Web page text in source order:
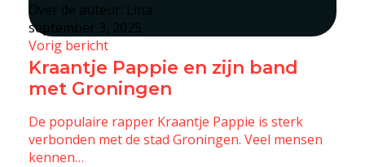
Over de auteur: Lina
september 3, 2025
Vorig bericht
Kraantje Pappie en zijn band
met Groningen
De populaire rapper Kraantje Pappie is sterk
verbonden met de stad Groningen. Veel mensen
kennen…